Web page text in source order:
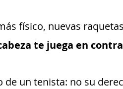
físico, nuevas
te juega en contra
un tenista: no su